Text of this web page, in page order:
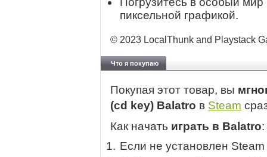
пиксельной графикой.
© 2023 LocalThunk and Playstack
Что я покупаю
Покупая этот товар, вы
(cd key) Balatro в Steam
Как начать играть в Balatro:
Если не установлен